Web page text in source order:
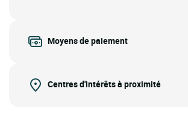
Moyens de paiement
Centres d'intérêts à proximité